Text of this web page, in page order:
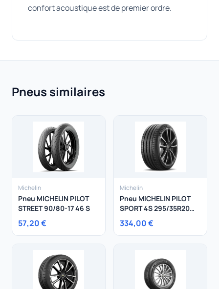
confort acoustique est de premier ordre.
Pneus similaires
Michelin
Pneu MICHELIN PILOT
STREET 90/80-17 46 S
57,20 €
Michelin
Pneu MICHELIN PILOT
SPORT 4S 295/35R20
105Y
334,00 €